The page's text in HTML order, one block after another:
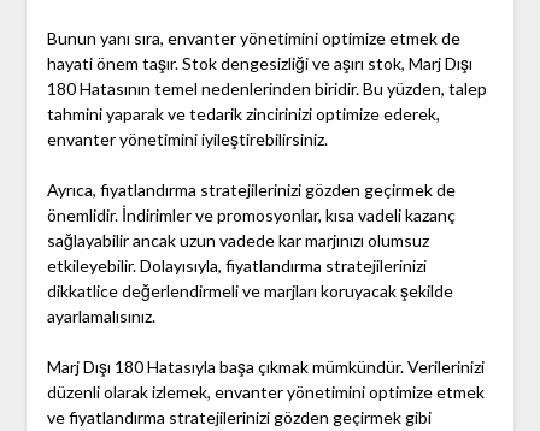
Bunun yanı sıra, envanter yönetimini optimize etmek de
hayati önem taşır. Stok dengesizliği ve aşırı stok, Marj Dışı
180 Hatasının temel nedenlerinden biridir. Bu yüzden, talep
tahmini yaparak ve tedarik zincirinizi optimize ederek,
envanter yönetimini iyileştirebilirsiniz.
Ayrıca, fiyatlandırma stratejilerinizi gözden geçirmek de
önemlidir. İndirimler ve promosyonlar, kısa vadeli kazanç
sağlayabilir ancak uzun vadede kar marjınızı olumsuz
etkileyebilir. Dolayısıyla, fiyatlandırma stratejilerinizi
dikkatlice değerlendirmeli ve marjları koruyacak şekilde
ayarlamalısınız.
Marj Dışı 180 Hatasıyla başa çıkmak mümkündür. Verilerinizi
düzenli olarak izlemek, envanter yönetimini optimize etmek
ve fiyatlandırma stratejilerinizi gözden geçirmek gibi